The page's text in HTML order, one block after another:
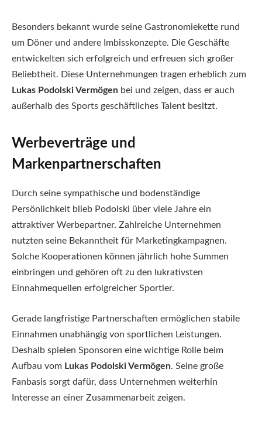
Besonders bekannt wurde seine Gastronomiekette rund
um Döner und andere Imbisskonzepte. Die Geschäfte
entwickelten sich erfolgreich und erfreuen sich großer
Beliebtheit. Diese Unternehmungen tragen erheblich zum
Lukas Podolski Vermögen bei und zeigen, dass er auch
außerhalb des Sports geschäftliches Talent besitzt.
Werbeverträge und
Markenpartnerschaften
Durch seine sympathische und bodenständige
Persönlichkeit blieb Podolski über viele Jahre ein
attraktiver Werbepartner. Zahlreiche Unternehmen
nutzten seine Bekanntheit für Marketingkampagnen.
Solche Kooperationen können jährlich hohe Summen
einbringen und gehören oft zu den lukrativsten
Einnahmequellen erfolgreicher Sportler.
Gerade langfristige Partnerschaften ermöglichen stabile
Einnahmen unabhängig von sportlichen Leistungen.
Deshalb spielen Sponsoren eine wichtige Rolle beim
Aufbau vom Lukas Podolski Vermögen. Seine große
Fanbasis sorgt dafür, dass Unternehmen weiterhin
Interesse an einer Zusammenarbeit zeigen.